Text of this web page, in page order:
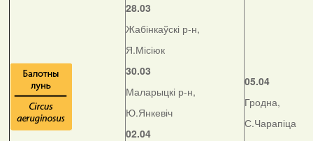
28.03
Жабінкаўскі р-н,
Я.Місіюк
30.03
Маларыцкі р-н,
Ю.Янкевіч
02.04
05.04
Гродна,
С.Чарапіца